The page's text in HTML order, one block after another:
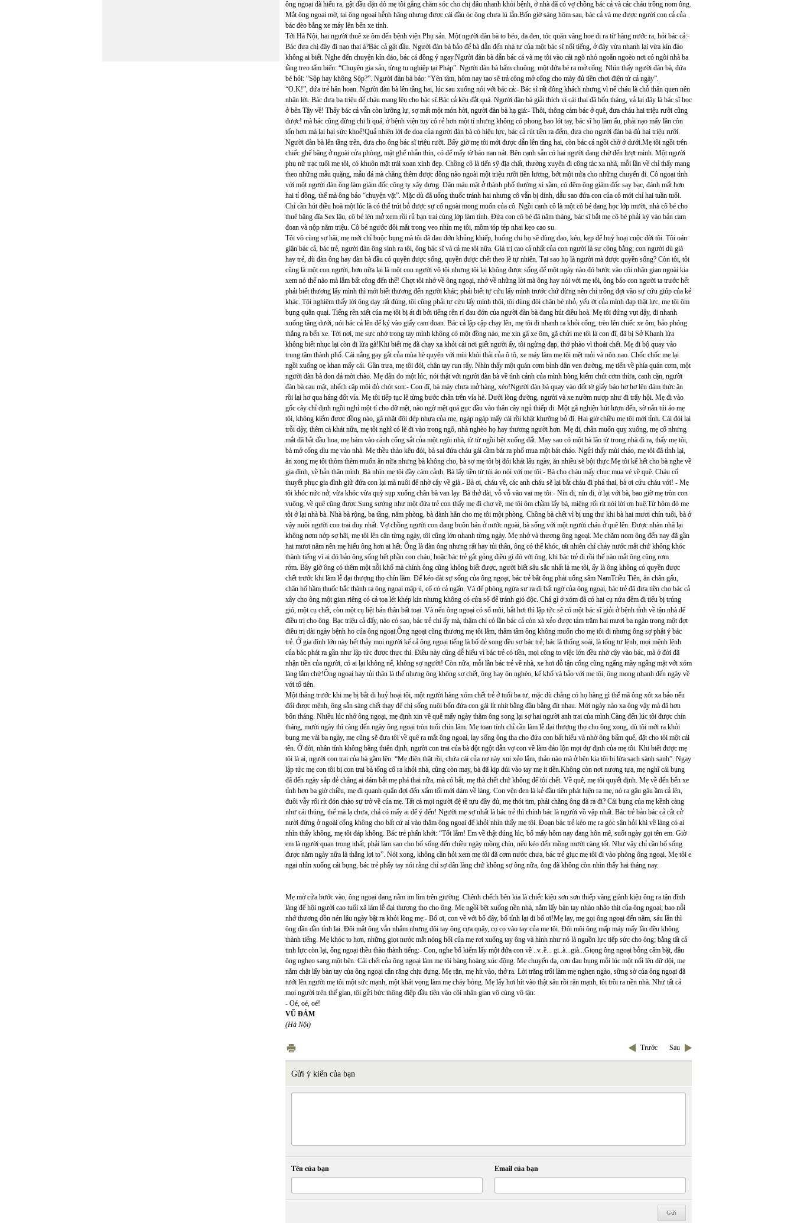
ông ngoại đã hiểu ra, gật đầu dặn dò mẹ tôi gắng chăm sóc cho chị dâu nhanh khỏi bệnh, ở nhà đã có vợ chồng bác cả và các cháu trông nom ông.
Mắt ông ngoại mờ, tai ông ngoại hễnh hãng nhưng được cái đầu óc ông chưa lú lẫn.Bốn giờ sáng hôm sau, bác cả và mẹ được người con cả của
bác đèo bằng xe máy lên bến xe tỉnh.
Tới Hà Nội, hai người thuê xe ôm đến bệnh viện Phụ sản. Một người đàn bà to béo, da đen, tóc quăn vàng hoe đi ra từ hàng nước ra, hỏi bác cả:-
Bác đưa chị đây đi nạo thai à?Bác cả gật đầu. Người đàn bà bảo để bà dẫn đến nhà tư của một bác sĩ nổi tiếng, ở đây vừa nhanh lại vừa kín đáo
không ai biết. Nghe đến chuyện kín đáo, bác cả đồng ý ngay.Người đàn bà dẫn bác cả và mẹ tôi vào cái ngõ nhỏ ngoằn ngoèo nơi có ngôi nhà ba
tầng treo tấm biển: “Chuyên gia sản, từng tu nghiệp tại Pháp”. Người đàn bà bấm chuông, một đứa bé ra mở cổng. Nhìn thấy người đàn bà, đứa
bé hỏi: “Sộp hay không Sộp?”. Người đàn bà bảo: “Yên tâm, hôm nay tao sẽ trả công mở cổng cho mày đủ tiền chơi điện tử cả ngày”.
“O.K!”, đứa trẻ hân hoan. Người đàn bà lên tầng hai, lúc sau xuống nói với bác cả:- Bác sĩ rất đông khách nhưng vì nể cháu là chỗ thân quen nên
nhận lời. Bác đưa ba triệu để cháu mang lên cho bác sĩ.Bác cả kêu đắt quá. Người đàn bà giải thích vì cái thai đã bốn tháng, vả lại đây là bác sĩ học
ở bên Tây về! Thấy bác cả vẫn còn lưỡng lự, sợ mất một món hời, người đàn bà hạ giá:- Thôi, thông cảm bác ở quê, đưa cháu hai triệu rưỡi cũng
được! mà bác cũng đừng chi li quá, ở bệnh viện tuy có rẻ hơn một tí nhưng không có phong bao lót tay, bác sĩ họ làm ẩu, phải nạo mấy lần còn
tốn hơn mà lại hại sức khoẻ!Quả nhiên lời đe doạ của người đàn bà có hiệu lực, bác cả rút tiền ra đếm, đưa cho người đàn bà đủ hai triệu rưỡi.
Người đàn bà lên tầng trên, đưa cho ông bác sĩ triệu rưỡi. Bấy giờ mẹ tôi mới được dẫn lên tầng hai, còn bác cả ngồi chờ ở dưới.Mẹ tôi ngồi trên
chiếc ghế băng ở ngoài cửa phòng, mặt ghế nhẵn thín, có để mấy tờ báo nan nát. Bên cạnh sẵn có hai người đang chờ đến lượt mình. Một người
phụ nữ trạc tuổi mẹ tôi, có khuôn mặt trái xoan xinh đẹp. Chồng cô là tiến sỹ địa chất, thường xuyên đi công tác xa nhà, mỗi lần về chỉ thấy mang
theo những mẫu quặng, mẫu đá mà chẳng thêm được đồng nào ngoài một triệu rưỡi tiền lương, bớt một nửa cho những chuyến đi. Cô ngoại tình
với một người đàn ông làm giám đốc công ty xây dựng. Dân máu mặt ở thành phố thường xì xầm, có đêm ông giám đốc say bạc, đánh mất hơn
hai tỉ đồng, thế mà ông bảo “chuyện vặt”. Mặc dù đã uống thuốc tránh hai nhưng cô vẫn bị dính, dẫu sao đứa con của cô mới chỉ hai tuần tuổi.
Chỉ cần hút điều hoà một lúc là có thể trút bỏ được sự cố ngoài mong muốn của cô. Ngồi cạnh cô là một cô bé đang học lớp mười, nhà cô bé cho
thuê băng đĩa Sex lậu, cô bé lén mở xem rồi rủ bạn trai cùng lớp làm tình. Đứa con cô bé đã năm tháng, bác sĩ bắt mẹ cô bé phải ký vào bản cam
đoan và nộp năm triệu. Cô bé ngước đôi mắt trong veo nhìn mẹ tôi, mồm tóp tép nhai kẹo cao su.
Tôi vô cùng sợ hãi, mẹ mới chỉ buộc bụng mà tôi đã đau đớn khủng khiếp, huống chi họ sẽ dùng dao, kéo, kẹp để huỷ hoại cuộc đời tôi. Tôi oán
giận bác cả, bác trẻ, người đàn ông sinh ra tôi, ông bác sĩ và cả mẹ tôi nữa. Giá trị cao cả nhất của con người là sự công bằng; con người dù già
hay trẻ, dù đàn ông hay đàn bà đầu có quyền được sống, quyền được chết theo lẽ tự nhiên. Tại sao họ là người mà được quyền sống? Còn tôi, tôi
cũng là một con người, hơn nữa lại là một con người vô tội nhưng tôi lại không được sống để một ngày nào đó bước vào cõi nhân gian ngoài kia
xem nó thế nào mà lắm bất công đến thế! Chợt tôi nhớ về ông ngoại, nhớ về những lời mà ông hay nói với mẹ tôi, ông bảo con người ta trước hết
phải biết thương lấy mình thì mới biết thương đến người khác; phải biết tự cứu lấy mình trước chứ đừng nên chỉ trông đợi vào sự cứu giúp của kẻ
khác. Tôi nghiệm thấy lời ông dạy rất đúng, tôi cũng phải tự cứu lấy mình thôi, tôi dùng đôi chân bé nhỏ, yếu ớt của mình đạp thật lực, mẹ tôi ôm
bụng quằn quại. Tiếng rên xiết của mẹ tôi bị át đi bởi tiếng rên rỉ đau đớn của người đàn bà đang hút điều hoà. Mẹ tôi đứng vụt dậy, đi nhanh
xuống tầng dưới, nói bác cả lên để ký vào giấy cam đoan. Bác cả lập cập chạy lên, mẹ tôi đi nhanh ra khỏi cổng, trèo lên chiếc xe ôm, bảo phóng
thẳng ra bến xe. Tới nơi, mẹ sực nhớ trong tay mình không có một đồng nào, mẹ xin gã xe ôm, gã chửi mẹ tôi là con đĩ, đã bị Sở Khanh lừa
không biết nhục lại còn đi lừa gã!Khi biết mẹ đã chạy xa khỏi cái nơi giết người ấy, tôi ngừng đạp, thở phào vì thoát chết. Mẹ đi bộ quay vào
trung tâm thành phố. Cái nắng gay gắt của mùa hè quyện với mùi khói thải của ô tô, xe máy làm mẹ tôi mệt mỏi và nôn nao. Chốc chốc mẹ lại
ngồi xuống oẹ khan mấy cái. Gần trưa, mẹ tôi đói, chân tay run rẩy. Nhìn thấy một quán cơm bình dân ven đường, mẹ tiến về phía quán cơm, một
người đàn bà đon đả mời chào. Mẹ đắn đo một lúc, nói thật với người đàn bà về tình cảnh của mình hòng kiếm chút cơm thừa, canh cặn, người
đàn bà cau mặt, nhếch cặp môi đỏ chót son:- Con đĩ, bà mày chưa mở hàng, xéo!Người đàn bà quay vào đốt tờ giấy báo hơ hơ lên đám thức ăn
rồi lại hơ qua háng đốt vía. Mẹ tôi tiếp tục lê từng bước chân trên vỉa hè. Dưới lòng đường, người và xe nườm nượp như đi trẩy hội. Mẹ đi vào
gốc cây chỉ định ngồi nghỉ một tí cho đỡ mệt, nào ngờ mệt quá gục đầu vào thân cây ngủ thiếp đi. Một gã nghiện hút lượn đến, sờ nắn túi áo mẹ
tôi, không kiếm được đồng nào, gã nhặt đôi dép nhựa của mẹ, ngáp ngáp mấy cái rồi khật khưỡng bỏ đi. Hai giờ chiều mẹ tôi mới tỉnh. Cái đói lại
trỗi dậy, thêm cả khát nữa, mẹ tôi nghĩ có lẽ đi vào trong ngõ, nhà nghèo họ hay thương người hơn. Mẹ đi, chân muốn quỵ xuống, mẹ cố nhưng
mắt đã bắt đầu hoa, mẹ bám vào cánh cổng sắt của một ngôi nhà, từ từ ngồi bệt xuống đất. May sao có một bà lão từ trong nhà đi ra, thấy mẹ tôi,
bà mở cổng dìu mẹ vào nhà. Mẹ thều thào kêu đói, bà sai đứa cháu gái cầm bát ra phố mua một bát cháo. Ngửi thấy mùi cháo, mẹ tôi đã tỉnh lại,
ăn xong mẹ tôi thòm thèm muốn ăn nữa nhưng bà không cho, bà sợ mẹ tôi bị đói khát lâu ngày, ăn nhiều sẽ bội thực.Mẹ tôi kể hết cho bà nghe về
gia đình, về bản thân mình. Bà nhìn mẹ tôi đầy cám cảnh. Bà lấy tiền từ túi áo nói với mẹ tôi:- Bà cho cháu mấy chục mua vé về quê. Cháu cố
thuyết phục gia đình giữ đứa con lại mà nuôi để nhờ cậy về già.- Bà ơi, cháu về, các anh cháu sẽ lại bắt cháu đi phá thai, bà ơi cứu cháu với! - Mẹ
tôi khóc nức nở, vừa khóc vừa quỳ sụp xuống chân bà van lạy. Bà thở dài, vỗ vỗ vào vai mẹ tôi:- Nín đi, nín đi, ở lại với bà, bao giờ mẹ tròn con
vuông, về quê cũng được.Sung sướng như một đứa trẻ con thấy mẹ đi chợ về, mẹ tôi ôm chầm lấy bà, miệng rối rít nói lời ơn huệ.Từ hôm đó mẹ
tôi ở lại nhà bà. Nhà bà rộng, ba tầng, năm phòng, bà dành hẳn cho mẹ tôi một phòng. Chồng bà chết vì bị ung thư khi bà hai mươi chín tuổi, bà ở
vậy nuôi người con trai duy nhất. Vợ chồng người con đang buôn bán ở nước ngoài, bà sống với một người cháu ở quê lên. Được nhàn nhã lại
không nơm nớp sợ hãi, mẹ tôi lên cân từng ngày, tôi cũng lớn nhanh từng ngày. Mẹ nhớ và thương ông ngoại. Mẹ chăm nom ông đến nay đã gần
hai mươi năm nên mẹ hiểu ông hơn ai hết. Ông là đàn ông nhưng rất hay tủi thân, ông có thể khóc, tất nhiên chỉ chảy nước mắt chứ không khóc
thành tiếng vì ai đó bảo ông sống hết phần con cháu; hoặc bác trẻ gắt gỏng điều gì đó với ông, khi bác trẻ đi rồi thế nào mắt ông cũng rơm
rớm. Bây giờ ông có thêm một nỗi khổ mà chính ông cũng không biết được, người biết sâu sắc nhất là mẹ tôi, ấy là ông không có quyền được
chết trước khi làm lễ đại thượng thọ chín lăm. Để kéo dài sự sống của ông ngoại, bác trẻ bắt ông phải uống sâm NamTriều Tiên, ăn chân gấu,
chân hổ hầm thuốc bắc thành ra ông ngoại mập ú, cổ có cả ngấn. Và để phòng ngừa sự ra đi bất ngờ của ông ngoại, bác trẻ đã đưa tiền cho bác cả
xây cho ông một gian riêng có cả toa lét khép kín nhưng không có cửa sổ để tránh gió độc. Chả gì ở xóm đã có hai cụ nửa đêm đi tiểu bị trúng
gió, một cụ chết, còn một cụ liệt bán thân bất toại. Và nếu ông ngoại có sổ mũi, hắt hơi thì lập tức sẽ có một bác sĩ giỏi ở bệnh tỉnh về tận nhà để
điều trị cho ông. Bạc triệu cả đấy, nào có sao, bác trẻ chi ấy mà, thậm chí có lần bác cả còn xà xẻo được tám trăm hai mươi ba ngàn trong một đợt
điều trị dài ngày bệnh ho của ông ngoại.Ông ngoại cũng thương mẹ tôi lắm, thâm tâm ông không muốn cho mẹ tôi đi nhưng ông sợ phật ý bác
trẻ. Ở gia đình lớn này hết thảy mọi người kể cả ông ngoại tiếng là bố đẻ song đều sợ bác trẻ; bác là thống soái, là tổng tư lệnh, mọi mệnh lệnh
của bác phát ra gần như lập tức được thực thi. Điều này cũng dễ hiểu vì bác trẻ có tiền, mọi công to việc lớn đều nhờ cậy vào bác, mà ở đời đã
nhận tiền của người, có ai lại không nể, không sợ người! Còn nữa, mỗi lần bác trẻ về nhà, xe hơi đỗ tận cổng cũng ngẩng mày ngẩng mặt với xóm
làng lắm chứ!Ông ngoại hay tủi thân là thế nhưng ông không sợ chết, ông hay ôn nghèo, kể khổ và bảo với mẹ tôi, ông mong nhanh đến ngày về
với tổ tiên.
Một tháng trước khi mẹ bị bắt đi huỷ hoại tôi, một người hàng xóm chết trẻ ở tuổi ba tư, mặc dù chẳng có họ hàng gì thế mà ông xót xa bảo nếu
đổi được mệnh, ông sẵn sàng chết thay để chị sống nuôi bốn đứa con gái lít nhít bằng đầu bằng đít nhau. Mới ngày nào xa ông vậy mà đã hơn
bốn tháng. Nhiều lúc nhớ ông ngoại, mẹ định xin về quê mấy ngày thăm ông song lại sợ hai người anh trai của mình.Càng đến lúc tôi được chín
tháng, mười ngày thì càng đến ngày ông ngoại tròn tuổi chín lăm. Mẹ toan tính chỉ cần làm lễ đại thượng thọ cho ông xong, dù tôi mới ra khỏi
bụng mẹ vài ba ngày, mẹ cũng sẽ đưa tôi về quê ra mắt ông ngoại, lạy sống ông tha cho đứa con bất hiếu và nhờ ông bấm quẻ, đặt cho tôi một cái
tên. Ở đời, nhân tính không bằng thiên định, người con trai của bà đột ngột dẫn vợ con về làm đảo lộn mọi dự định của mẹ tôi. Khi biết được mẹ
tôi là ai, người con trai của bà gầm lên: “Mẹ điên thật rồi, chứa cái của nợ này xui xẻo lắm, thảo nào mà ở bên kia tôi bị lừa sạch sành sanh”. Ngay
lập tức mẹ con tôi bị con trai bà tống cổ ra khỏi nhà, cũng còn may, bà đã kịp dúi vào tay mẹ ít tiền.Không còn nơi nương tựa, mẹ nghĩ cái bụng
đã đến ngày sắp đẻ chẳng ai dám bắt mẹ phá thai nữa, mà có bắt, mẹ thà chết chứ không để tôi chết. Về quê, mẹ tôi quyết định. Mẹ về đến bến xe
tỉnh hơn ba giờ chiều, mẹ đi quanh quẩn đợi đến xẩm tối mới dám về làng. Con vện đen là kẻ đầu tiên phát hiện ra mẹ, nó ra gâu gâu ầm cả lên,
đuôi vẫy rối rít đón chào sự trở về của mẹ. Tất cả mọi người đệ tề tựu đầy đủ, mẹ thót tim, phải chăng ông đã ra đi? Cái bụng của mẹ kềnh càng
như cái thúng, thế mà lạ chưa, chả có mấy ai để ý đến! Người mẹ sợ nhất là bác trẻ thì chính bác là người vồ vập nhất. Bác trẻ bảo bác cả cắt cử
nười đứng ở ngoài cổng không cho bất cứ ai vào thăm ông ngoại để khỏi nhìn thấy mẹ tôi. Đoạn bác trẻ kéo mẹ ra góc sân hỏi khi về làng có ai
nhìn thấy không, mẹ tôi đáp không. Bác trẻ phấn khởi: “Tốt lắm! Em về thật đúng lúc, bố mấy hôm nay đang hôn mê, suốt ngày gọi tên em. Giờ
em là người quan trọng nhất, phải làm sao cho bố sống đến chiều ngày mồng chín, nếu kéo đến mồng mười càng tốt. Như vậy chỉ cần bố sống
được năm ngày nữa là thắng lợi to”. Nói xong, không cần hỏi xem mẹ tôi đã cơm nước chưa, bác trẻ giục mẹ tôi đi vào phòng ông ngoại. Mẹ tôi e
ngại nhìn xuống cái bụng, bác trẻ phẩy tay nói rằng chỉ sợ dân làng chứ không sợ ông nữa, ông đã không còn nhìn thấy hai tháng nay.
Mẹ mở cửa bước vào, ông ngoại đang nằm im lìm trên giường. Chênh chếch bên kia là chiếc kiệu sơn sơn thiếp vàng giành kiệu ông ra tận đình
làng để hội người cao tuổi xã làm lễ đại thượng thọ cho ông. Mẹ ngồi bệt xuống nền nhà, nắm lấy bàn tay nhào nhão thịt của ông ngoại; bao nỗi
nhớ thương dồn nén lâu ngày bật ra khỏi lòng mẹ:- Bố ơi, con về với bố đây, bố tỉnh lại đi bố ơi!Mẹ lay, mẹ gọi ông ngoại đến năm, sáu lần thì
ông dần dần tỉnh lại. Đôi mắt ông vẫn nhắm nhưng đôi tay ông cựa quậy, cọ cọ vào tay của mẹ tôi. Đôi môi ông mấp máy mấy lần đều không
thành tiếng. Mẹ khóc to hơn, những giọt nước mắt nóng hổi của mẹ rơi xuống tay ông và hình như nó là nguồn lực tiếp sức cho ông; bằng tất cả
tinh lực còn lại, ông ngoại thều thào thành tiếng:- Con, nghe bố kiếm lấy một đứa con về ..v..ề... gi..à...già...Giọng ông ngoại bỗng câm bặt, đầu
ông nghẹo sang một bên. Cái chết của ông ngoại làm mẹ tôi bàng hoàng xúc động. Mẹ chuyển dạ, cơn đau bụng mỗi lúc một nổi lên dữ dội, mẹ
nắm chặt lấy bàn tay của ông ngoại cắn răng chịu đựng. Mẹ rặn, mẹ hít vào, thở ra. Lời trăng trối làm mẹ nghẹn ngào, sững sờ của ông ngoại đã
tưới lên người mẹ tôi một sức mạnh, một khát vọng làm mẹ cháy bỏng. Mẹ lấy hơi hít vào thật sâu rồi rặn mạnh, tôi trồi ra nền nhà. Như tất cả
mọi người trên thế gian, tôi gửi bức thông điệp đầu tiên vào cõi nhân gian vô cùng vô tận:
- Oé, oé, oé!
VŨ ĐẢM
(Hà Nội)
Trước Sau
Gửi ý kiến của bạn
Tên của bạn Email của bạn